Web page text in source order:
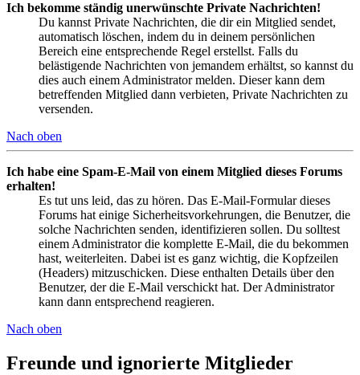
Ich bekomme ständig unerwünschte Private Nachrichten!
Du kannst Private Nachrichten, die dir ein Mitglied sendet,
automatisch löschen, indem du in deinem persönlichen
Bereich eine entsprechende Regel erstellst. Falls du
belästigende Nachrichten von jemandem erhältst, so kannst du
dies auch einem Administrator melden. Dieser kann dem
betreffenden Mitglied dann verbieten, Private Nachrichten zu
versenden.
Nach oben
Ich habe eine Spam-E-Mail von einem Mitglied dieses Forums
erhalten!
Es tut uns leid, das zu hören. Das E-Mail-Formular dieses
Forums hat einige Sicherheitsvorkehrungen, die Benutzer, die
solche Nachrichten senden, identifizieren sollen. Du solltest
einem Administrator die komplette E-Mail, die du bekommen
hast, weiterleiten. Dabei ist es ganz wichtig, die Kopfzeilen
(Headers) mitzuschicken. Diese enthalten Details über den
Benutzer, der die E-Mail verschickt hat. Der Administrator
kann dann entsprechend reagieren.
Nach oben
Freunde und ignorierte Mitglieder